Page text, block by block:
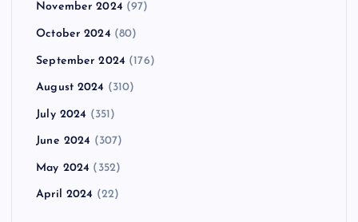
November 2024 (97)
October 2024 (80)
September 2024 (176)
August 2024 (310)
July 2024 (351)
June 2024 (307)
May 2024 (352)
April 2024 (22)